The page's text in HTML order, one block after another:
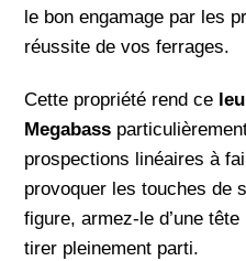
le bon engamage par les
réussite de vos ferrages.
Cette propriété rend ce
Megabass
prospections linéaires à
provoquer les touches de
figure, armez-le d’une
tirer pleinement parti.